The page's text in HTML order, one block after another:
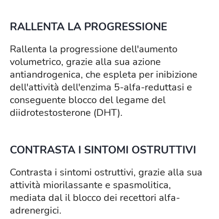
RALLENTA LA PROGRESSIONE
Rallenta la progressione dell'aumento
volumetrico, grazie alla sua azione
antiandrogenica, che espleta per inibizione
dell'attività dell'enzima 5-alfa-reduttasi e
conseguente blocco del legame del
diidrotestosterone (DHT).
CONTRASTA I SINTOMI OSTRUTTIVI
Contrasta i sintomi ostruttivi, grazie alla sua
attività miorilassante e spasmolitica,
mediata dal il blocco dei recettori alfa-
adrenergici.